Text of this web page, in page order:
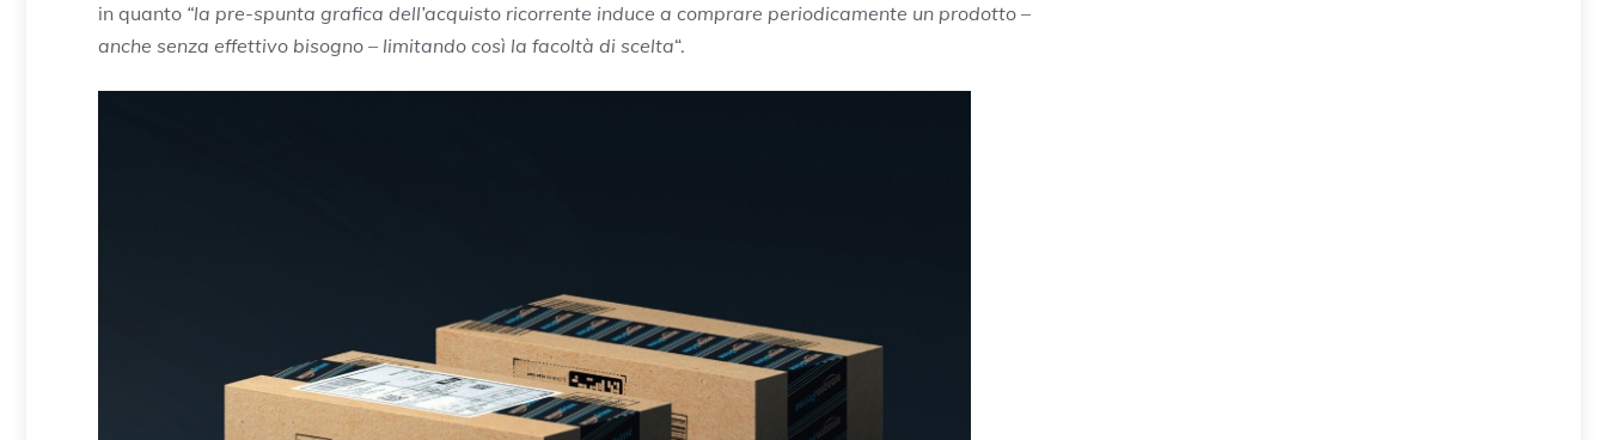
in quanto “la pre-spunta grafica dell’acquisto ricorrente induce a comprare periodicamente un prodotto –
anche senza effettivo bisogno – limitando così la facoltà di scelta“.